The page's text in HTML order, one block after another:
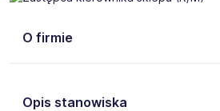
O firmie
Opis stanowiska